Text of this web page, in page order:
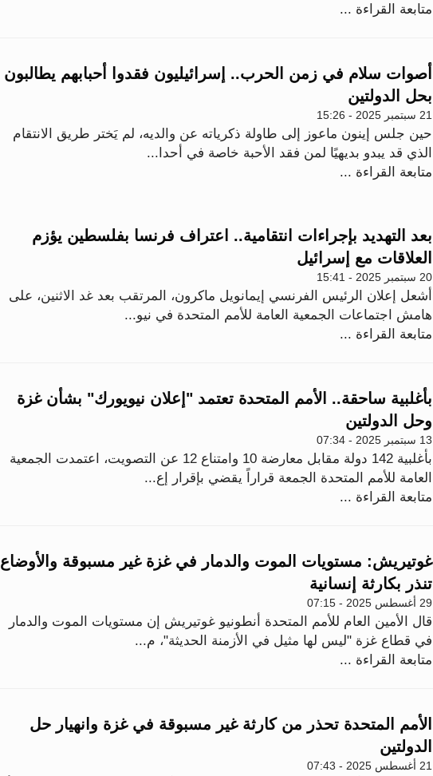
متابعة القراءة ...
أصوات سلام في زمن الحرب.. إسرائيليون فقدوا أحبابهم يطالبون
بحل الدولتين
21 سبتمبر 2025 - 15:26
حين جلس إينون ماعوز إلى طاولة ذكرياته عن والديه، لم يَختر طريق الانتقام
الذي قد يبدو بديهيًا لمن فقد الأحبة خاصة في أحدا...
متابعة القراءة ...
بعد التهديد بإجراءات انتقامية.. اعتراف فرنسا بفلسطين يؤزم
العلاقات مع إسرائيل
20 سبتمبر 2025 - 15:41
أشعل إعلان الرئيس الفرنسي إيمانويل ماكرون، المرتقب بعد غد الاثنين، على
هامش اجتماعات الجمعية العامة للأمم المتحدة في نيو...
متابعة القراءة ...
بأغلبية ساحقة.. الأمم المتحدة تعتمد "إعلان نيويورك" بشأن غزة
وحل الدولتين
13 سبتمبر 2025 - 07:34
بأغلبية 142 دولة مقابل معارضة 10 وامتناع 12 عن التصويت، اعتمدت الجمعية
العامة للأمم المتحدة الجمعة قراراً يقضي بإقرار إع...
متابعة القراءة ...
غوتيريش: مستويات الموت والدمار في غزة غير مسبوقة والأوضاع
تنذر بكارثة إنسانية
29 أغسطس 2025 - 07:15
قال الأمين العام للأمم المتحدة أنطونيو غوتيريش إن مستويات الموت والدمار
في قطاع غزة "ليس لها مثيل في الأزمنة الحديثة"، م...
متابعة القراءة ...
الأمم المتحدة تحذر من كارثة غير مسبوقة في غزة وانهيار حل
الدولتين
21 أغسطس 2025 - 07:43